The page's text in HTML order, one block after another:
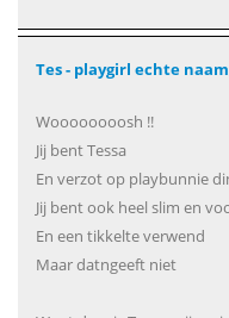
Tes - playgirl echte
Woooooooosh !!
Jij bent Tessa
En verzot op playbunnie
Jij bent ook heel slim en
En een tikkelte verwend
Maar datngeeft niet